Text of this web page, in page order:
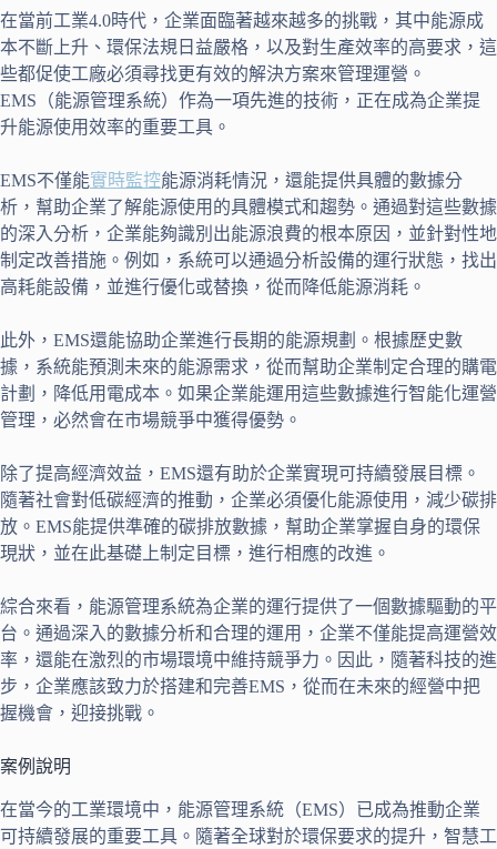
在當前工業4.0時代，企業面臨著越來越多的挑戰，其中能源成
本不斷上升、環保法規日益嚴格，以及對生產效率的高要求，這
些都促使工廠必須尋找更有效的解決方案來管理運營。
EMS（能源管理系統）作為一項先進的技術，正在成為企業提
升能源使用效率的重要工具。
EMS不僅能實時監控能源消耗情況，還能提供具體的數據分
析，幫助企業了解能源使用的具體模式和趨勢。通過對這些數據
的深入分析，企業能夠識別出能源浪費的根本原因，並針對性地
制定改善措施。例如，系統可以通過分析設備的運行狀態，找出
高耗能設備，並進行優化或替換，從而降低能源消耗。
此外，EMS還能協助企業進行長期的能源規劃。根據歷史數
據，系統能預測未來的能源需求，從而幫助企業制定合理的購電
計劃，降低用電成本。如果企業能運用這些數據進行智能化運營
管理，必然會在市場競爭中獲得優勢。
除了提高經濟效益，EMS還有助於企業實現可持續發展目標。
隨著社會對低碳經濟的推動，企業必須優化能源使用，減少碳排
放。EMS能提供準確的碳排放數據，幫助企業掌握自身的環保
現狀，並在此基礎上制定目標，進行相應的改進。
綜合來看，能源管理系統為企業的運行提供了一個數據驅動的平
台。通過深入的數據分析和合理的運用，企業不僅能提高運營效
率，還能在激烈的市場環境中維持競爭力。因此，隨著科技的進
步，企業應該致力於搭建和完善EMS，從而在未來的經營中把
握機會，迎接挑戰。
案例說明
在當今的工業環境中，能源管理系統（EMS）已成為推動企業
可持續發展的重要工具。隨著全球對於環保要求的提升，智慧工